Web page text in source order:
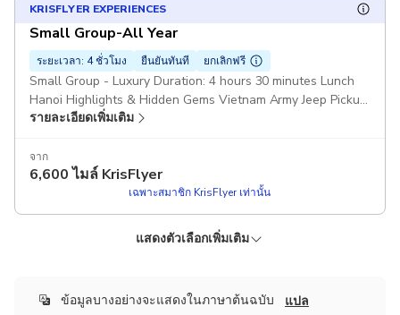
KRISFLYER EXPERIENCES
Small Group-All Year
ระยะเวลา: 4 ชั่วโมง ยืนยันทันที ยกเลิกฟรี
Small Group - Luxury Duration: 4 hours 30 minutes Lunch
Hanoi Highlights & Hidden Gems Vietnam Army Jeep Pickup
included
รายละเอียดเพิ่มเติม
จาก
6,600 ไมล์ KrisFlyer
เฉพาะสมาชิก KrisFlyer เท่านั้น
KRISFLYER EXPERIENCES
ระยะเวลา: 4 ชั่วโมง ยืนยันทันที ยกเลิกฟรี
ราคาถูกลง!
ระยะเวลา: 4 ชั่วโมง ยืนยันทันที ยกเลิกฟรี
ราคาถูกลง!
ระยะเวลา: 4 ชั่วโมง ยืนยันทันที ยกเลิกฟรี
KRISFLYER EXPERIENCES
ระยะเวลา: 4 ชั่วโมง ยืนยันทันที ยกเลิกฟรี
แสดงตัวเลือกเพิ่มเติม
ข้อมูลบางอย่างจะแสดงในภาษาต้นฉบับ แปล